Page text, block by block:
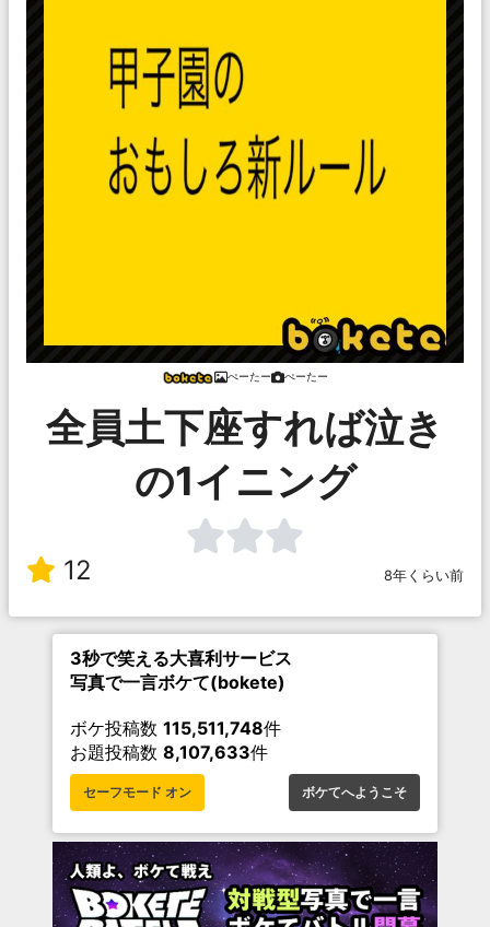
ぺーたー ぺーたー
全員土下座すれば泣き
の1イニング
12 8年くらい前
3秒で笑える大喜利サービス
写真で一言ボケて(bokete)
ボケ投稿数 115,511,748件
お題投稿数 8,107,633件
セーフモード オン ボケてへようこそ